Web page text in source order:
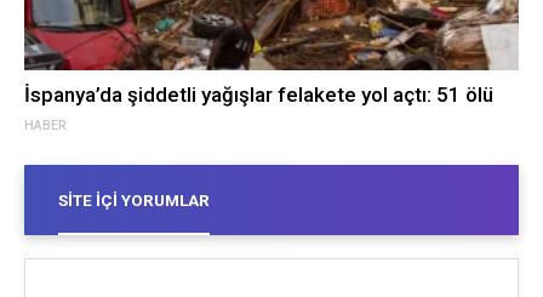
HABER
İspanya’da şiddetli yağışlar felakete yol açtı: 51 ölü
SITE İÇI YORUMLAR